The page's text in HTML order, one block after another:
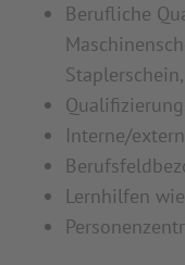
Berufliche
Interne/
Lernhilfen